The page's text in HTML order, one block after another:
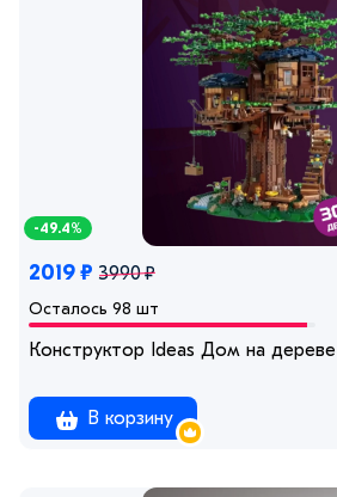
-49.4%
2019 ₽ 3990 ₽
Осталось 98 шт
Конструктор Ideas Дом на
В корзину